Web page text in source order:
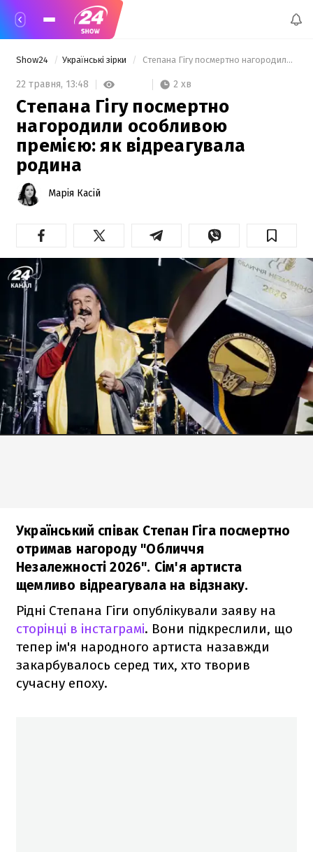
Show24 Українські зірки Степана Гігу посмертно нагородили особливою премією: як відреагувала родина
22 травня, 13:48 2 хв
Степана Гігу посмертно
нагородили особливою
премією: як відреагувала
родина
Марія Касій
Український співак Степан Гіга посмертно
отримав нагороду "Обличчя
Незалежності 2026". Сім'я артиста
щемливо відреагувала на відзнаку.
Рідні Степана Гіги опублікували заяву на
сторінці в інстаграмі. Вони підкреслили, що
тепер ім'я народного артиста назавжди
закарбувалось серед тих, хто творив
сучасну епоху.